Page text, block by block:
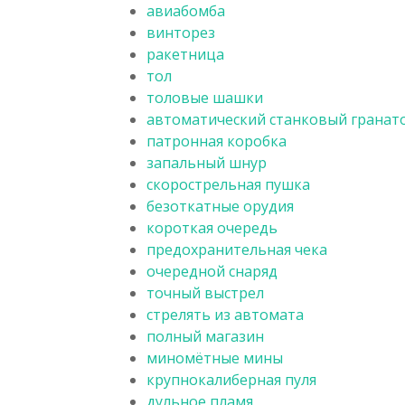
авиабомба
винторез
ракетница
тол
толовые шашки
автоматический станковый
патронная коробка
запальный шнур
скорострельная пушка
безоткатные орудия
короткая очередь
предохранительная чека
очередной снаряд
точный выстрел
стрелять из автомата
полный магазин
миномётные мины
крупнокалиберная пуля
дульное пламя